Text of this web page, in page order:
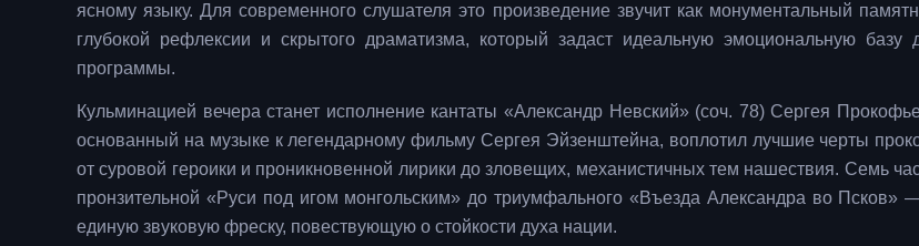
ясному языку. Для современного слушателя это произведение звучит как монументальный
глубокой рефлексии и скрытого драматизма, который задаст идеальную эмоциональную базу
программы.
Кульминацией вечера станет исполнение кантаты «Александр Невский» (соч. 78) Сергея
основанный на музыке к легендарному фильму Сергея Эйзенштейна, воплотил лучшие черты
от суровой героики и проникновенной лирики до зловещих, механистичных тем нашествия. Семь
пронзительной «Руси под игом монгольским» до триумфального «Въезда Александра во Псков»
единую звуковую фреску, повествующую о стойкости духа нации.